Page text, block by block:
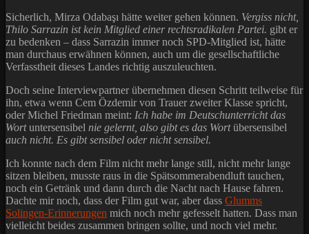
Sicherlich, Mirza Odabaşı hätte weiter gehen können. Vergiss nicht,
Thilo Sarrazin ist kein Mitglied einer rechtsradikalen Partei. gibt er
zu bedenken – dass Sarrazin immer noch SPD-Mitglied ist, hätte
man durchaus erwähnen können, auch um die gesellschaftliche
Verfasstheit dieses Landes richtig auszuleuchten.
Doch seine Interviewpartner übernehmen diesen Schritt teilweise für
ihn, etwa wenn Cem Özdemir von Trauer zweiter Klasse spricht,
oder Michel Friedman meint: Ich habe im Deutschunterricht das
Wortuntersensibel nie gelernt, also gibt es das Wortübersensibel
auch nicht. Es gibt sensibel oder nicht sensibel.
Ich konnte nach dem Film nicht mehr lange still, nicht mehr lange
sitzen bleiben, musste raus in die Spätsommerabendluft tauchen,
noch ein Getränk und dann durch die Nacht nach Hause fahren.
Dachte mir noch, dass der Film gut war, aber dass Glumms
Solingen-Erinnerungen mich noch mehr gefesselt hatten. Dass man
vielleicht beides zusammen bringen sollte, und noch viel mehr.